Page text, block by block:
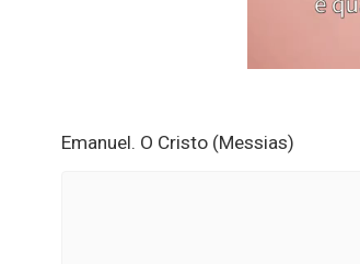
Emanuel. O Cristo (Messias)